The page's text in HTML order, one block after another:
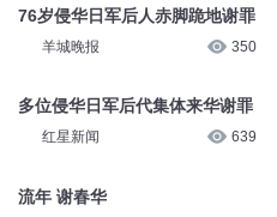
76岁侵华日军后人赤脚跪地谢罪
羊城晚报 350
多位侵华日军后代集体来华谢罪
红星新闻 639
流年 谢春华